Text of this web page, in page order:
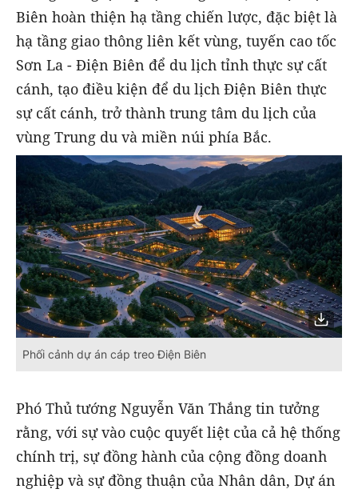
Biên hoàn thiện hạ tầng chiến lược, đặc biệt là
hạ tầng giao thông liên kết vùng, tuyến cao tốc
Sơn La - Điện Biên để du lịch tỉnh thực sự cất
cánh, tạo điều kiện để du lịch Điện Biên thực
sự cất cánh, trở thành trung tâm du lịch của
vùng Trung du và miền núi phía Bắc.
Phối cảnh dự án cáp treo Điện Biên
Phó Thủ tướng Nguyễn Văn Thắng tin tưởng
rằng, với sự vào cuộc quyết liệt của cả hệ thống
chính trị, sự đồng hành của cộng đồng doanh
nghiệp và sự đồng thuận của Nhân dân, Dự án